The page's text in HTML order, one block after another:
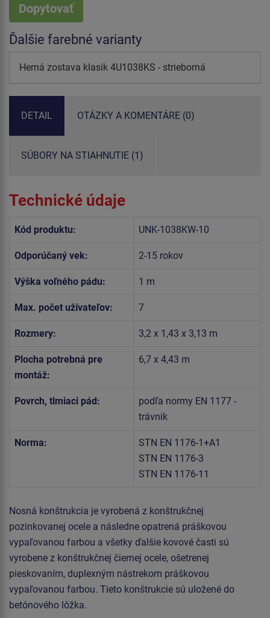
Dopytovať
Ďalšie farebné varianty
Herná zostava klasik 4U1038KS - strieborná
DETAIL OTÁZKY A KOMENTÁRE (0)
SÚBORY NA STIAHNUTIE (1)
Technické údaje
Kód produktu: UNK-1038KW-10
Odporúčaný vek: 2-15 rokov
Výška voľného pádu: 1 m
Max. počet užívateľov: 7
Rozmery: 3,2 x 1,43 x 3,13 m
Plocha potrebná pre
montáž:
6,7 x 4,43 m
Povrch, tlmiaci pád:
podľa normy EN 1177 -
trávnik
Norma:
STN EN 1176-1+A1
STN EN 1176-3
STN EN 1176-11
Nosná konštrukcia je vyrobená z konštrukčnej
pozinkovanej ocele a následne opatrená práškovou
vypaľovanou farbou a všetky ďalšie kovové časti sú
vyrobene z konštrukčnej čiernej ocele, ošetrenej
pieskovaním, duplexným nástrekom práškovou
vypaľovanou farbou. Tieto konštrukcie sú uložené do
betónového lôžka.